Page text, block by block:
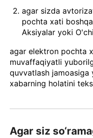
agar sizda
pochta xati
Aksiyalar yoki
agar elektron pochta
muvaffaqiyatli
quvvatlash
xabarning holatini
Agar siz